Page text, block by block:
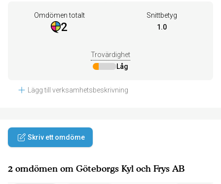
Omdömen totalt
2
Snittbetyg
1.0
Trovärdighet
Låg
Lägg till verksamhetsbeskrivning
Skriv ett omdöme
2 omdömen om Göteborgs Kyl och Frys AB